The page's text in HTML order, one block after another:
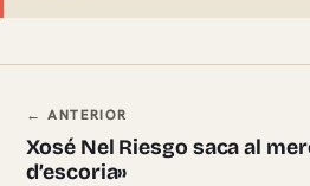
Navegación ente
← ANTERIOR
Xosé Nel Riesgo saca al
d’escoria»